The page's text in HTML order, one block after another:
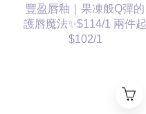
水15ml*8] *【Skin
Booster 系列任選6件送
超勝肽爽膚水15ml*8+超
勝肽安瓶10ml*8】